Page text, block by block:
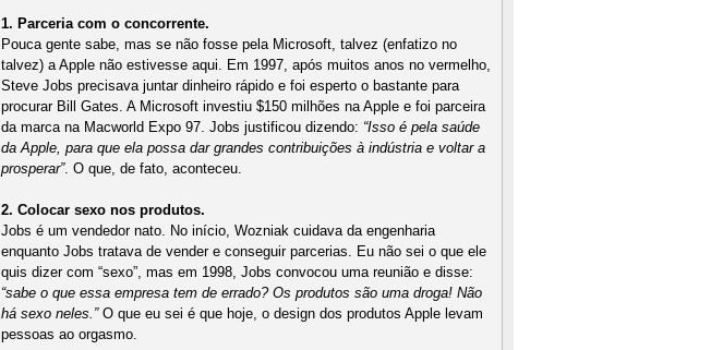
1. Parceria com o concorrente.
Pouca gente sabe, mas se não fosse pela Microsoft, talvez (enfatizo no
talvez) a Apple não estivesse aqui. Em 1997, após muitos anos no vermelho,
Steve Jobs precisava juntar dinheiro rápido e foi esperto o bastante para
procurar Bill Gates. A Microsoft investiu $150 milhões na Apple e foi parceira
da marca na Macworld Expo 97. Jobs justificou dizendo: “Isso é pela saúde
da Apple, para que ela possa dar grandes contribuições à indústria e voltar a
prosperar”. O que, de fato, aconteceu.
2. Colocar sexo nos produtos.
Jobs é um vendedor nato. No início, Wozniak cuidava da engenharia
enquanto Jobs tratava de vender e conseguir parcerias. Eu não sei o que ele
quis dizer com “sexo”, mas em 1998, Jobs convocou uma reunião e disse:
“sabe o que essa empresa tem de errado? Os produtos são uma droga! Não
há sexo neles.”O que eu sei é que hoje, o design dos produtos Apple levam
pessoas ao orgasmo.